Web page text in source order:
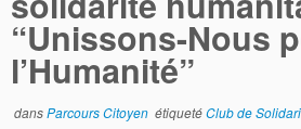
“Unissons-Nous
l’Humanité”
dansParcours Citoyen étiquetéClub de